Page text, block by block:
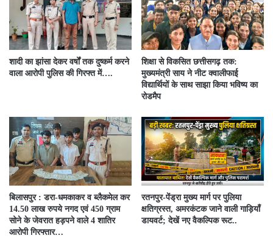
शादी का झांसा देकर वर्षों तक दुष्कर्म करने
वाला आरोपी पुलिस की गिरफ्त में….
शिक्षा से विकसित छत्तीसगढ़ तक:
मुख्यमंत्री साय ने नीट क्वालीफाई
विद्यार्थियों के साथ साझा किया भविष्य का
रोडमैप
बिलासपुर : डरा-धमकाकर व ब्लैकमेल कर
14.50 लाख रुपये नगद एवं 450 ग्राम
सोने के जेवरात हड़पने वाले 4 शातिर
आरोपी गिरफ्तार…
रतनपुर-पेंड्रा मुख्य मार्ग पर पुलिया
क्षतिग्रस्त, अमरकंटक जाने वाली गाड़ियाँ
डायवर्ट; देखें नए वैकल्पिक रूट..